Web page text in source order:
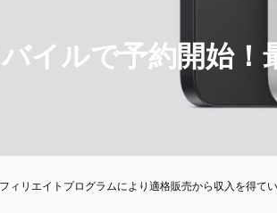
イルで予約開始！
リエイトプログラムにより適格販売から収入を得てい